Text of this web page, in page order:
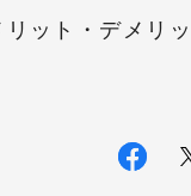
ット・デメリッ